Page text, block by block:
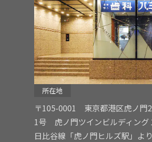
所在地
〒105-0001 東京都港区虎ノ門
1号 虎ノ門ツインビルディング
日比谷線「虎ノ門ヒルズ駅」よ